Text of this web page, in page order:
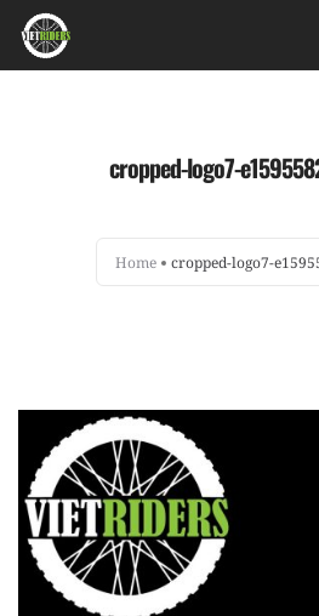
Nhật ký sửa chữa
About
Login
Register
cropped-logo7-
Home cropped-logo7-